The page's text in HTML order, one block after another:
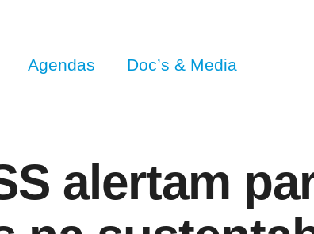
Agendas Doc’s & Media
alertam